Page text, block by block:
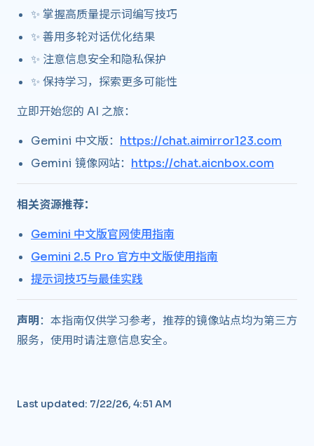
✨ 掌握高质量提示词编写技巧
✨ 善用多轮对话优化结果
✨ 注意信息安全和隐私保护
✨ 保持学习，探索更多可能性
立即开始您的 AI 之旅：
Gemini 中文版： https://chat.aimirror123.com
Gemini 镜像网站： https://chat.aicnbox.com
相关资源推荐：
Gemini 中文版官网使用指南
Gemini 2.5 Pro 官方中文版使用指南
提示词技巧与最佳实践
声明：本指南仅供学习参考，推荐的镜像站点均为第三方
服务，使用时请注意信息安全。
Last updated: 7/22/26, 4:51 AM